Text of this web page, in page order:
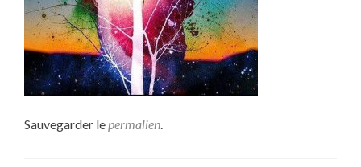
Sauvegarder lepermalien.